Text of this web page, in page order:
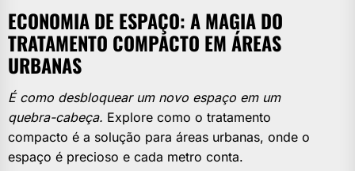
ECONOMIA DE ESPAÇO: A MAGIA DO
TRATAMENTO COMPACTO EM ÁREAS
URBANAS
É como desbloquear um novo espaço em um
quebra-cabeça. Explore como o tratamento
compacto é a solução para áreas urbanas, onde o
espaço é precioso e cada metro conta.